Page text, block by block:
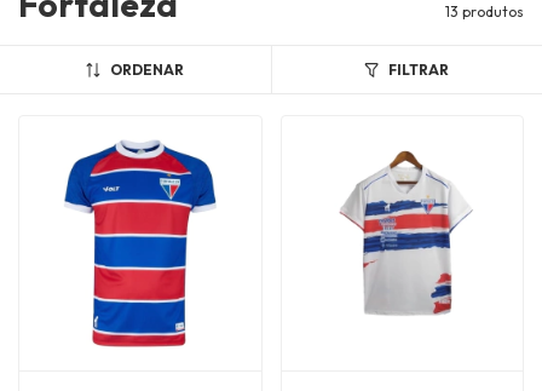
13 produtos
ORDENAR FILTRAR